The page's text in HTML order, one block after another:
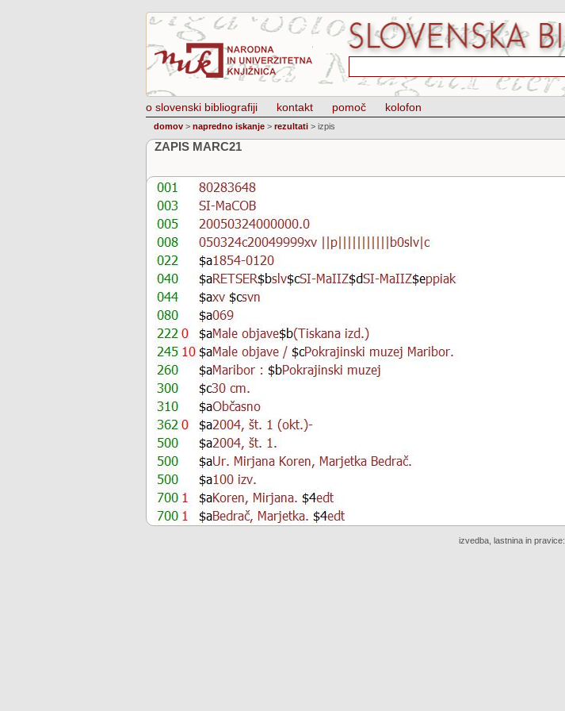
o slovenski bibliografiji kontakt pomoč kolofon
domov > napredno iskanje > rezultati > izpis
ZAPIS MARC21
izvedba, lastnina in pravice: